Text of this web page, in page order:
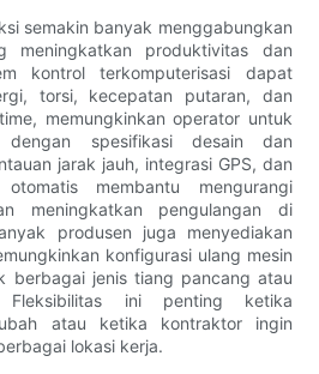
semakin banyak menggabungkan
meningkatkan produktivitas dan
kontrol terkomputerisasi dapat
torsi, kecepatan putaran, dan
memungkinkan operator untuk
dengan spesifikasi desain dan
jarak jauh, integrasi GPS, dan
membantu mengurangi
meningkatkan pengulangan di
produsen juga menyediakan
konfigurasi ulang mesin
berbagai jenis tiang pancang atau
Fleksibilitas ini penting ketika
atau ketika kontraktor ingin
lokasi kerja.